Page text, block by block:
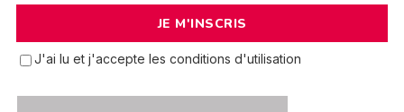
J'ai lu et j'accepte les conditions d'utilisation